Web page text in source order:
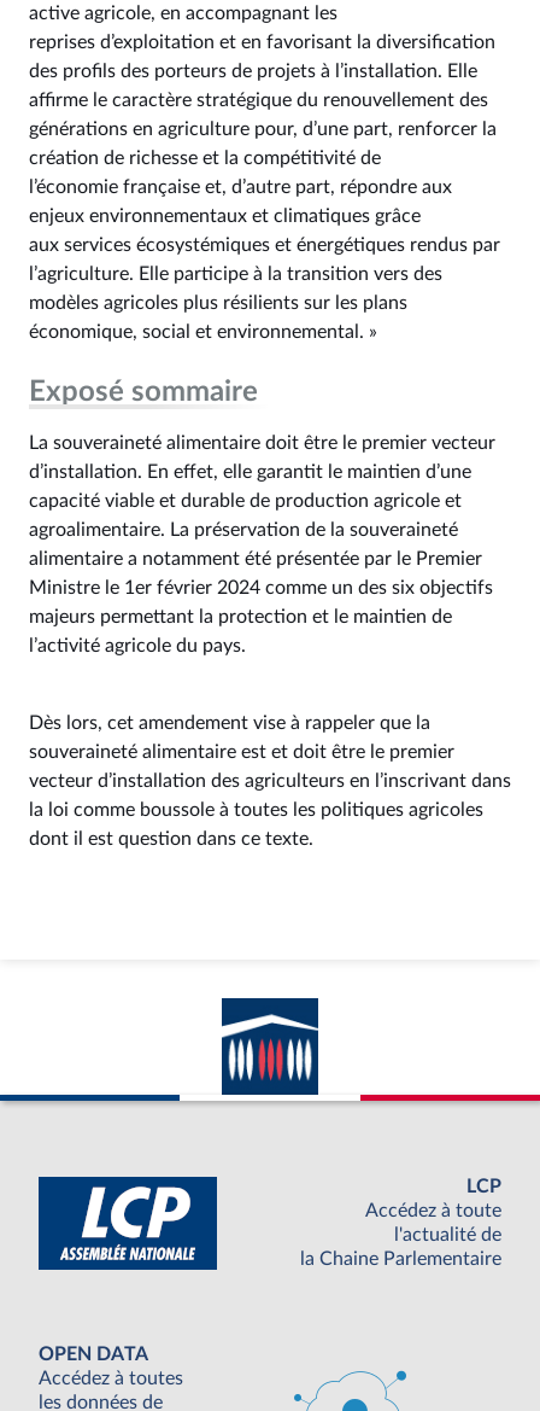
active agricole, en accompagnant les
reprises d’exploitation et en favorisant la diversification
des profils des porteurs de projets à l’installation. Elle
affirme le caractère stratégique du renouvellement des
générations en agriculture pour, d’une part, renforcer la
création de richesse et la compétitivité de
l’économie française et, d’autre part, répondre aux
enjeux environnementaux et climatiques grâce
aux services écosystémiques et énergétiques rendus par
l’agriculture. Elle participe à la transition vers des
modèles agricoles plus résilients sur les plans
économique, social et environnemental. »
Exposé sommaire
La souveraineté alimentaire doit être le premier vecteur
d’installation. En effet, elle garantit le maintien d’une
capacité viable et durable de production agricole et
agroalimentaire. La préservation de la souveraineté
alimentaire a notamment été présentée par le Premier
Ministre le 1er février 2024 comme un des six objectifs
majeurs permettant la protection et le maintien de
l’activité agricole du pays.
Dès lors, cet amendement vise à rappeler que la
souveraineté alimentaire est et doit être le premier
vecteur d’installation des agriculteurs en l’inscrivant dans
la loi comme boussole à toutes les politiques agricoles
dont il est question dans ce texte.
LCP
Accédez à toute
l'actualité de
la Chaine Parlementaire
OPEN DATA
Accédez à toutes
les données de